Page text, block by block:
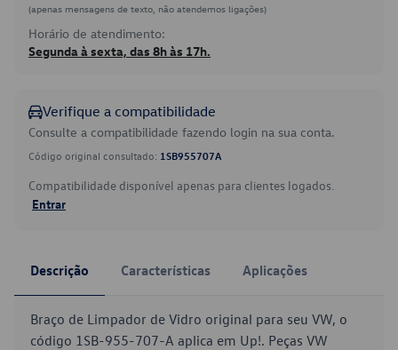
(apenas mensagens de texto, não atendemos ligações)
Horário de atendimento:
Segunda à sexta, das 8h às 17h.
Verifique a compatibilidade
Consulte a compatibilidade fazendo login na sua conta.
Código original consultado: 1SB955707A
Compatibilidade disponível apenas para clientes logados.
Entrar
Descrição Características Aplicações
Braço de Limpador de Vidro original para seu VW, o
código 1SB-955-707-A aplica em Up!. Peças VW